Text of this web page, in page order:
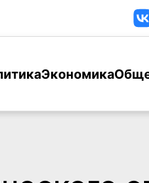
Экономика